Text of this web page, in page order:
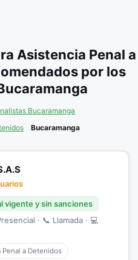
Asistencia Penal a
por los
Bucaramanga
Bucaramanga
vigente y sin sanciones
· 📞 Llamada · 💻
a Detenidos